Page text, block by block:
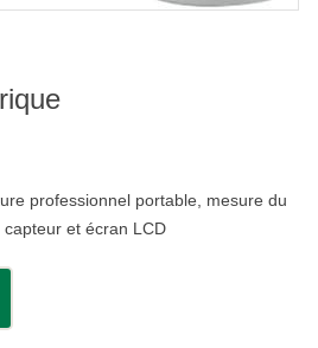
professionnel portable, mesure du
et écran LCD